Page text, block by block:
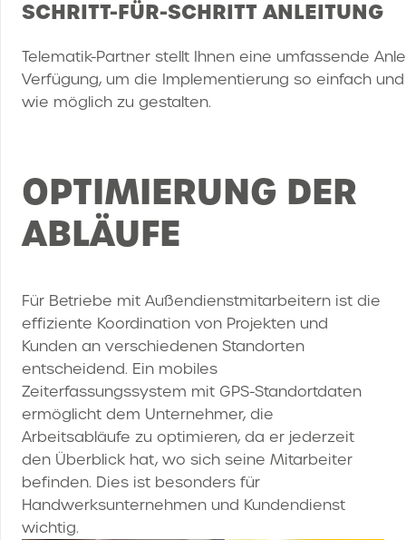
SCHRITT-FÜR-SCHRITT ANLEITUNG
Telematik-Partner stellt Ihnen eine umfassende
Verfügung, um die Implementierung so einfach
wie möglich zu gestalten.
OPTIMIERUNG DER
ABLÄUFE
Für Betriebe mit Außendienstmitarbeitern ist die
effiziente Koordination von Projekten und
Kunden an verschiedenen Standorten
entscheidend. Ein mobiles
Zeiterfassungssystem mit GPS-Standortdaten
ermöglicht dem Unternehmer, die
Arbeitsabläufe zu optimieren, da er jederzeit
den Überblick hat, wo sich seine Mitarbeiter
befinden. Dies ist besonders für
Handwerksunternehmen und Kundendienst
wichtig.